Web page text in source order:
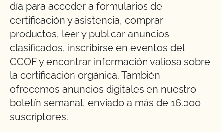
día para acceder a formularios de
certificación y asistencia, comprar
productos, leer y publicar anuncios
clasificados, inscribirse en eventos del
CCOF y encontrar información valiosa sobre
la certificación orgánica. También
ofrecemos anuncios digitales en nuestro
boletín semanal, enviado a más de 16.000
suscriptores.